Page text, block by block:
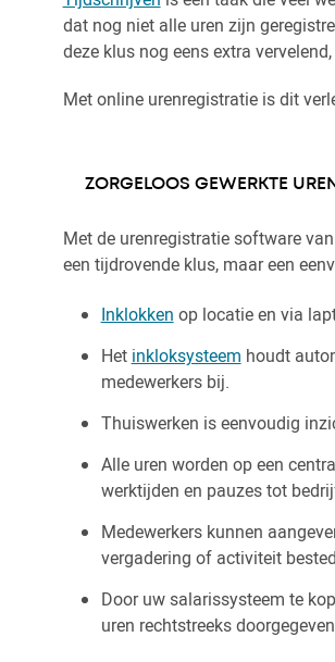
dat nog niet alle uren zijn
deze klus nog eens extra
Met online urenregistratie is dit
ZORGELOOS GEWERKTE
Met de urenregistratie software
een tijdrovende klus, maar een
Inklokken op locatie en via
Het inkloksysteem houdt
medewerkers bij.
Thuiswerken is eenvoudig
Alle uren worden op een
werktijden en pauzes tot
Medewerkers kunnen
vergadering of activiteit
Door uw salarissysteem te
uren rechtstreeks